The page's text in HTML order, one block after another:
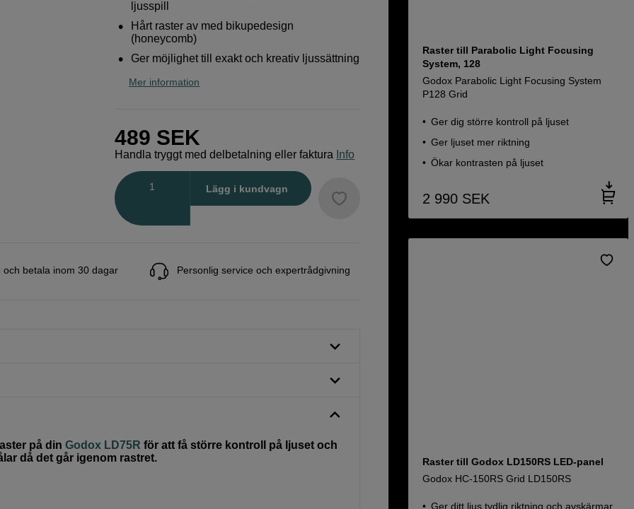
ljusspill
Hårt raster av med bikupedesign
(honeycomb)
Ger möjlighet till exakt och kreativ ljussättning
Mer information
489 SEK
Handla tryggt med delbetalning eller faktura Info
Lägg i kundvagn
och betala inom 30 dagar Personlig service och expertrådgivning
på din Godox LD75R för att få större kontroll på ljuset och
då det går igenom rastret.
Raster till Parabolic Light Focusing
System, 128
Godox Parabolic Light Focusing System
P128 Grid
Ger dig större kontroll på ljuset
Ger ljuset mer riktning
Ökar kontrasten på ljuset
2 990 SEK
Raster till Godox LD150RS LED-panel
Godox HC-150RS Grid LD150RS
Ger ditt ljus tydlig riktning och avskärmar